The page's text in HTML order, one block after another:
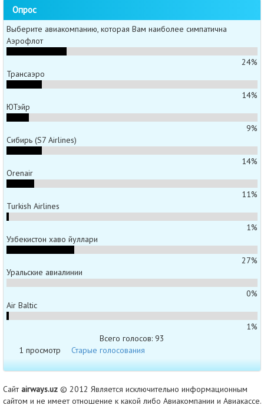
Опрос
Выберите авиакомпанию, которая Вам наиболее симпатична
Аэрофлот
24%
Трансаэро
14%
ЮТэйр
9%
Сибирь (S7 Airlines)
14%
Orenair
11%
Turkish Airlines
1%
Узбекистон хаво йуллари
27%
Уральские авиалинии
0%
Air Baltic
1%
Всего голосов: 93
1 просмотр
Старые голосования
Сайтairways.uz © 2012 Является исключительно информационным
сайтом и не имеет отношение к какой либо Авиакомпании и Авиакассе.